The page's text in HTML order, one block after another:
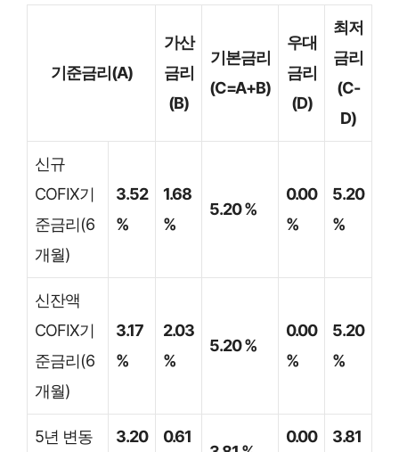
기준금리(A)
가산
금리
(B)
기본금리
(C=A+B)
우대
금리
(D)
최저
금리
(C-
D)
신규
COFIX기
준금리(6
개월)
3.52
%
1.68
%
5.20 %
0.00
%
5.20
%
신잔액
COFIX기
준금리(6
개월)
3.17
%
2.03
%
5.20 %
0.00
%
5.20
%
5년 변동
3.20
0.61
0.00
3.81